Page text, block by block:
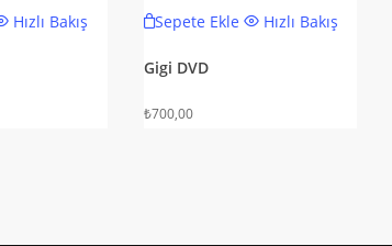
Hızlı Bakış Sepete Ekle Hızlı Bakış
Gigi DVD
₺700,00